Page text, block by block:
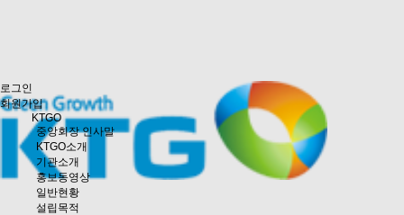
로그인
회원가입
KTGO
중앙회장 인사말
KTGO소개
기관소개
홍보동영상
일반현황
설립목적